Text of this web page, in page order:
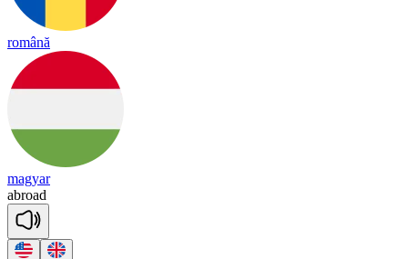
română
magyar
abroad